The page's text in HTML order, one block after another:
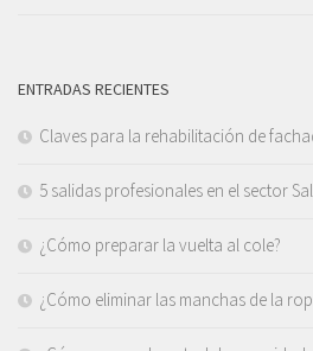
ENTRADAS RECIENTES
Claves para la rehabilitación de
5 salidas profesionales en el sector
¿Cómo preparar la vuelta al cole?
¿Cómo eliminar las manchas de la